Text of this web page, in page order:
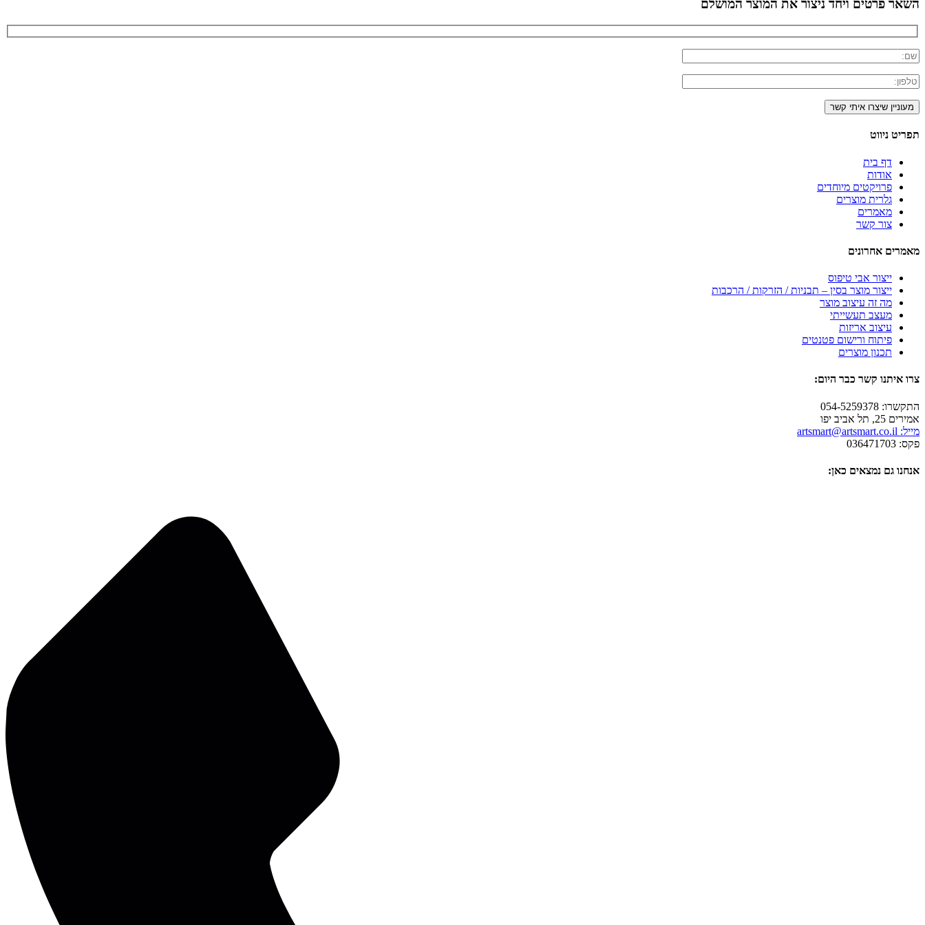
השאר פרטים ויחד ניצור את המוצר המושלם
תפריט ניווט
דף בית
אודות
פרויקטים מיוחדים
גלרית מוצרים
מאמרים
צור קשר
מאמרים אחרונים
ייצור אבי טיפוס
ייצור מוצר בסין – תבניות / הזרקות / הרכבות
מה זה עיצוב מוצר
מעצב תעשייתי
עיצוב אריזות
פיתוח ורישום פטנטים
תכנון מוצרים
צרו איתנו קשר כבר היום:
התקשרו: 054-5259378
אמירים 25, תל אביב יפו
מייל: artsmart@artsmart.co.il
פקס: 036471703
אנחנו גם נמצאים כאן: